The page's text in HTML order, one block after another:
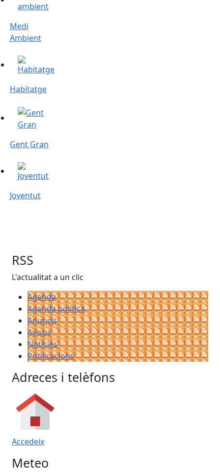
Medi
Ambient
Habitatge
Habitatge
Gent Gran
Gent Gran
Joventut
Joventut
RSS
L'actualitat a un clic
Agenda
Agenda política
Anuncis
Avisos
Notícies
Publicacions
Adreces i telèfons
Accedeix
Meteo